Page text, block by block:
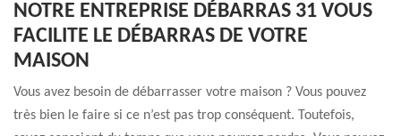
NOTRE ENTREPRISE DÉBARRAS 31 VOUS
FACILITE LE DÉBARRAS DE VOTRE
MAISON
Vous avez besoin de débarrasser votre maison ? Vous pouvez
très bien le faire si ce n’est pas trop conséquent. Toutefois,